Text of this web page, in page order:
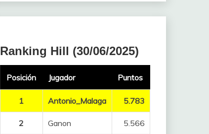
Ranking Hill (30/06/2025)
Posición Jugador Puntos
1 Antonio_Malaga 5.783
2 Ganon 5.566